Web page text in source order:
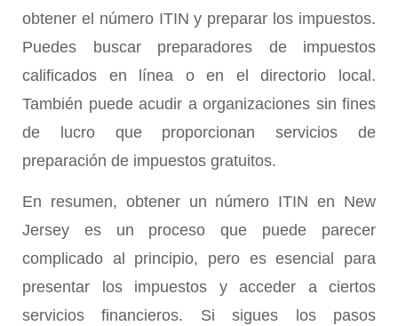
obtener el número ITIN y preparar los impuestos.
Puedes buscar preparadores de impuestos
calificados en línea o en el directorio local.
También puede acudir a organizaciones sin fines
de lucro que proporcionan servicios de
preparación de impuestos gratuitos.
En resumen, obtener un número ITIN en New
Jersey es un proceso que puede parecer
complicado al principio, pero es esencial para
presentar los impuestos y acceder a ciertos
servicios financieros. Si sigues los pasos